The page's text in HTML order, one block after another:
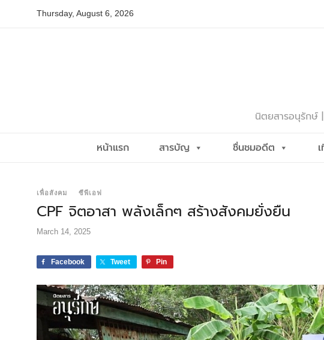
Thursday, August 6, 2026
นิตยสารอนุรักษ์
หน้าแรก สารบัญ ชื่นชมอดีต
เพื่อสังคม ซีพีเอฟ
CPF จิตอาสา พลังเล็กๆ สร้างสังคมยั่งยืน
March 14, 2025
Facebook Tweet Pin